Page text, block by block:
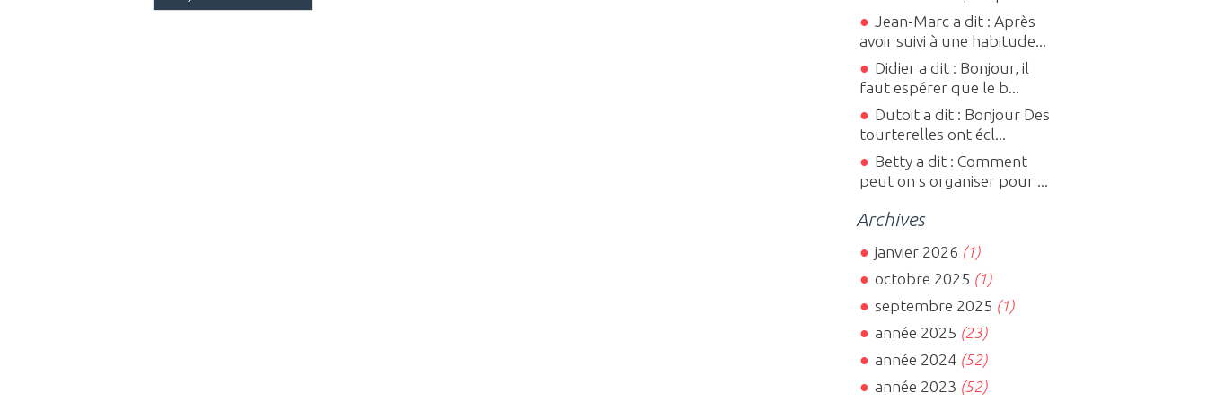
Jean-Marc a dit : Après
avoir suivi à une habitude...
Didier a dit : Bonjour, il
faut espérer que le b...
Dutoit a dit : Bonjour Des
tourterelles ont écl...
Betty a dit : Comment
peut on s organiser pour ...
Archives
janvier 2026 (1)
octobre 2025 (1)
septembre 2025 (1)
année 2025 (23)
année 2024(52)
année 2023 (52)